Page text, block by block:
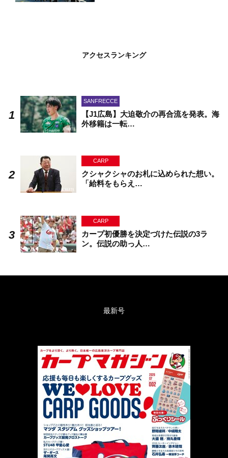
アクセスランキング
SANFRECCE
【J1広島】大迫敬介の再合流を発表。海
外移籍は一転…
CARP
クシャクシャのお札に込められた想い。
「給料をもらえ…
CARP
カープ初優勝を決定づけた伝説の3ラ
ン。伝説の助っ人…
最新号